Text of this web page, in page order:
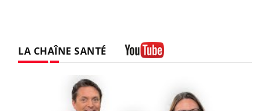
LA CHAÎNE SANTÉ